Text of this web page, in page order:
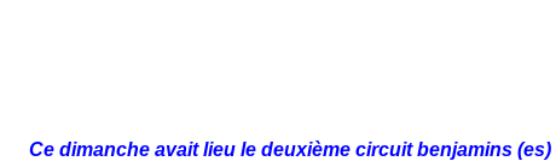
Ce dimanche avait lieu le deuxième circuit benjamins